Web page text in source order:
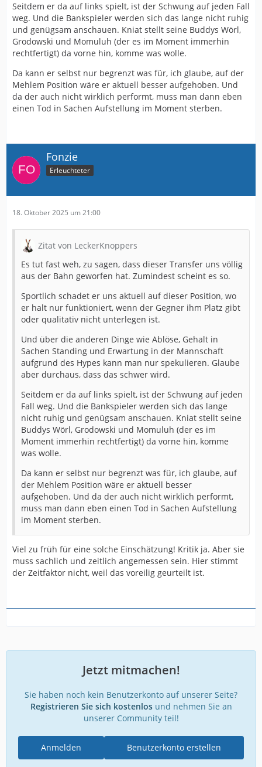
Seitdem er da auf links spielt, ist der Schwung auf jeden Fall
weg. Und die Bankspieler werden sich das lange nicht ruhig
und genügsam anschauen. Kniat stellt seine Buddys Wörl,
Grodowski und Momuluh (der es im Moment immerhin
rechtfertigt) da vorne hin, komme was wolle.
Da kann er selbst nur begrenzt was für, ich glaube, auf der
Mehlem Position wäre er aktuell besser aufgehoben. Und
da der auch nicht wirklich performt, muss man dann eben
einen Tod in Sachen Aufstellung im Moment sterben.
Fonzie
Erleuchteter
18. Oktober 2025 um 21:00
Zitat von LeckerKnoppers
Es tut fast weh, zu sagen, dass dieser Transfer uns völlig
aus der Bahn geworfen hat. Zumindest scheint es so.
Sportlich schadet er uns aktuell auf dieser Position, wo
er halt nur funktioniert, wenn der Gegner ihm Platz gibt
oder qualitativ nicht unterlegen ist.
Und über die anderen Dinge wie Ablöse, Gehalt in
Sachen Standing und Erwartung in der Mannschaft
aufgrund des Hypes kann man nur spekulieren. Glaube
aber durchaus, dass das schwer wird.
Seitdem er da auf links spielt, ist der Schwung auf jeden
Fall weg. Und die Bankspieler werden sich das lange
nicht ruhig und genügsam anschauen. Kniat stellt seine
Buddys Wörl, Grodowski und Momuluh (der es im
Moment immerhin rechtfertigt) da vorne hin, komme
was wolle.
Da kann er selbst nur begrenzt was für, ich glaube, auf
der Mehlem Position wäre er aktuell besser
aufgehoben. Und da der auch nicht wirklich performt,
muss man dann eben einen Tod in Sachen Aufstellung
im Moment sterben.
Viel zu früh für eine solche Einschätzung! Kritik ja. Aber sie
muss sachlich und zeitlich angemessen sein. Hier stimmt
der Zeitfaktor nicht, weil das voreilig geurteilt ist.
Jetzt mitmachen!
Sie haben noch kein Benutzerkonto auf unserer Seite?
Registrieren Sie sich kostenlosund nehmen Sie an
unserer Community teil!
Benutzerkonto erstellen
Anmelden